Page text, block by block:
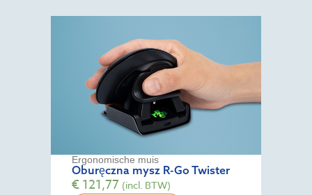
Ergonomische muis
Oburęczna mysz R-Go Twister
€121,77 (incl. BTW)